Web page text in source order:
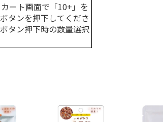
ート画面で「10+」を
タンを押下してくださ
タン押下時の数量選択